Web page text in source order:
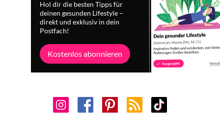
Hol dir die besten Tipps für
deinen gesunden Lifestyle –
direkt und exklusiv in dein
Postfach!
Kostenlos abonnieren